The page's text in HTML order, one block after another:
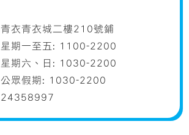
青衣青衣城二樓210號鋪
星期一至五: 1100-2200
星期六、日: 1030-2200
公眾假期: 1030-2200
24358997